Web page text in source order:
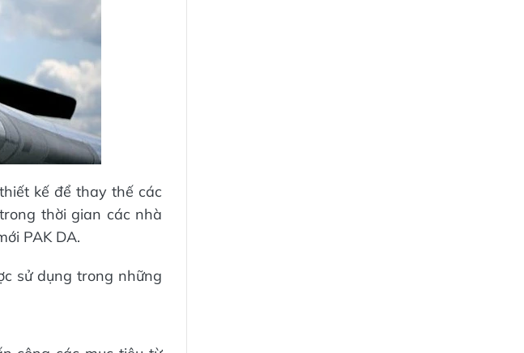
kế để thay thế các
thời gian các nhà
PAK DA.
sử dụng trong những